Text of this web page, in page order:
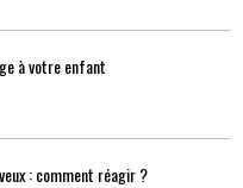
à votre enfant
: comment réagir ?